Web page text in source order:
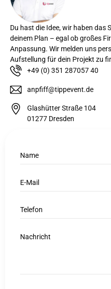
Du hast die Idee, wir haben das
deinem Plan – egal ob großes
Anpassung. Wir melden uns
Aufstellung für dein Projekt zu
+49 (0) 351 287057 40
anpfiff@tippevent.de
Glashütter Straße 104
01277 Dresden
Name
E-Mail
Telefon
Nachricht